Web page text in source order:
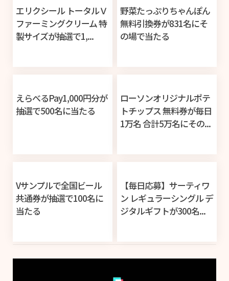
エリクシール トータルＶ
ファーミングクリーム 特
製サイズが抽選で1,...
野菜たっぷりちゃんぽん
無料引換券が831名にそ
の場で当たる
えらべるPay1,000円分が
抽選で500名に当たる
ローソンオリジナルポテ
トチップス 無料券が毎日
1万名 合計5万名にその...
Vサンプルで全国ビール
共通券が抽選で100名に
当たる
【毎日応募】サーティワ
ン レギュラーシングル デ
ジタルギフトが300名...